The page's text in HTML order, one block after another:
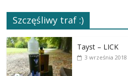
Szczęśliwy traf :)
Tayst – LICK
3 września 2018